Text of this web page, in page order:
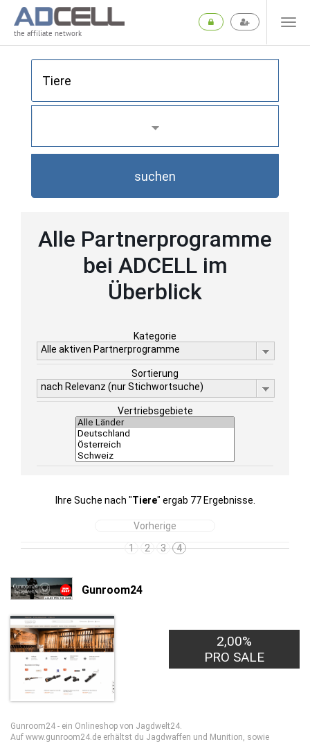
the affiliate network
suchen
Alle Partnerprogramme
bei ADCELL im
Überblick
Kategorie
Alle aktiven Partnerprogramme
Sortierung
nach Relevanz (nur Stichwortsuche)
Vertriebsgebiete
Ihre Suche nach "Tiere" ergab 77 Ergebnisse.
Vorherige
1
2 3 4
Gunroom24
2,00%
PRO SALE
Gunroom24 - ein Onlineshop von Jagdwelt24.
Auf www.gunroom24.de erhältst du Jagdwaffen und Munition, sowie